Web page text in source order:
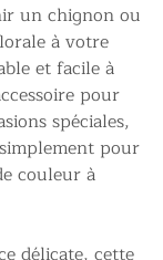
un chignon ou
à votre
et facile à
pour
spéciales,
pour
couleur à